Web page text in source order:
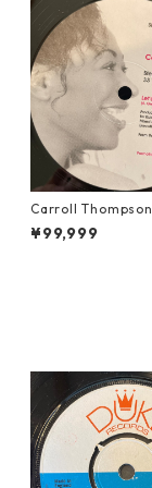
Carroll Thompson
eed And Want You
3】
¥99,999